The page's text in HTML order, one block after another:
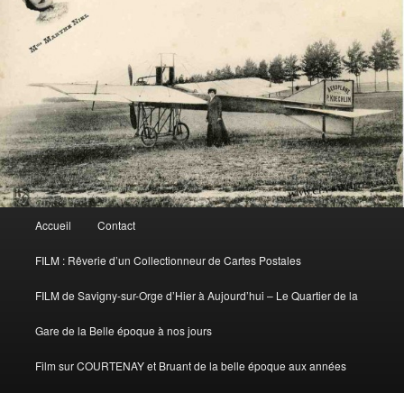
principal
Accueil Contact
FILM : Rêverie d’un Collectionneur de Cartes Postales
FILM de Savigny-sur-Orge d’Hier à Aujourd’hui – Le Quartier de la
Gare de la Belle époque à nos jours
Film sur COURTENAY et Bruant de la belle époque aux années